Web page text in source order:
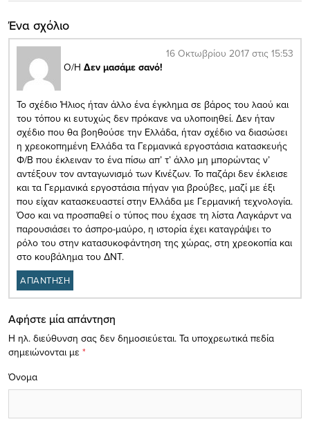
Ένα σχόλιο
Ο/Η Δεν μασάμε σανό!
16 Οκτωβρίου 2017 στις 15:53
Το σχέδιο Ήλιος ήταν άλλο ένα έγκλημα σε βάρος του λαού και
του τόπου κι ευτυχώς δεν πρόκανε να υλοποιηθεί. Δεν ήταν
σχέδιο που θα βοηθούσε την Ελλάδα, ήταν σχέδιο να διασώσει
η χρεοκοπημένη Ελλάδα τα Γερμανικά εργοστάσια κατασκευής
Φ/Β που έκλειναν το ένα πίσω απ’ τ’ άλλο μη μπορώντας ν’
αντέξουν τον ανταγωνισμό των Κινέζων. Το παζάρι δεν έκλεισε
και τα Γερμανικά εργοστάσια πήγαν για βρούβες, μαζί με έξι
που είχαν κατασκευαστεί στην Ελλάδα με Γερμανική τεχνολογία.
Όσο και να προσπαθεί ο τύπος που έχασε τη λίστα Λαγκάρντ να
παρουσιάσει το άσπρο-μαύρο, η ιστορία έχει καταγράψει το
ρόλο του στην κατασυκοφάντηση της χώρας, στη χρεοκοπία και
στο κουβάλημα του ΔΝΤ.
ΑΠΑΝΤΗΣΗ
Αφήστε μία απάντηση
Η ηλ. διεύθυνση σας δεν δημοσιεύεται. Τα υποχρεωτικά πεδία
σημειώνονται με *
Όνομα